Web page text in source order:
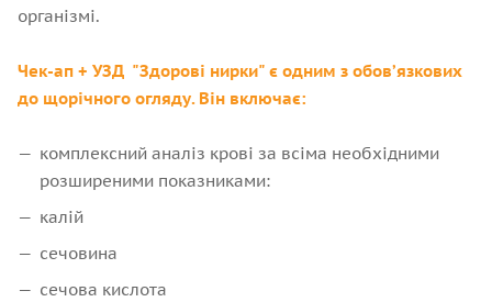
організмі.
Чек-ап + УЗД "Здорові нирки" є одним з обов’язкових
до щорічного огляду. Він включає:
комплексний аналіз крові за всіма необхідними
розширеними показниками:
калій
сечовина
сечова кислота